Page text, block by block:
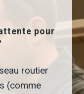
pour
routier
(comme